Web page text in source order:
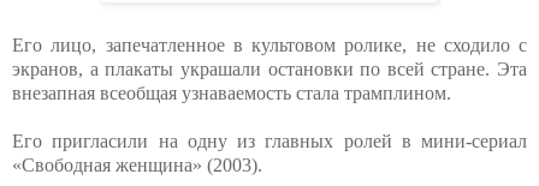
Его лицо, запечатленное в культовом ролике, не сходило с
экранов, а плакаты украшали остановки по всей стране. Эта
внезапная всеобщая узнаваемость стала трамплином.
Его пригласили на одну из главных ролей в мини-сериал
«Свободная женщина» (2003).